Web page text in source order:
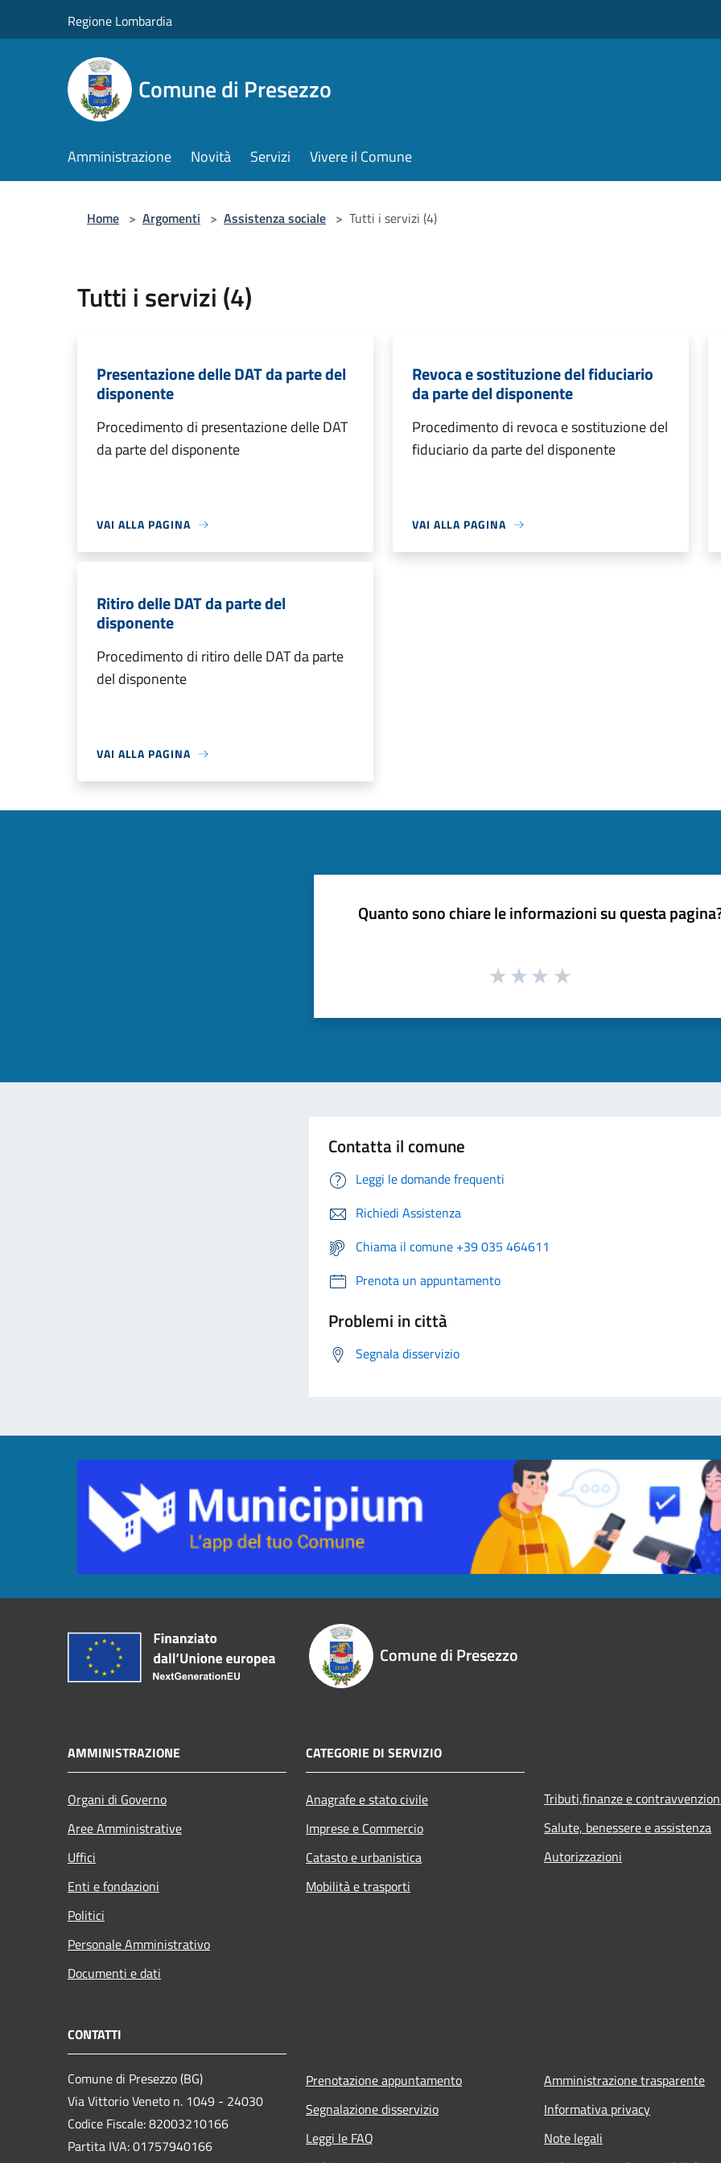
Regione Lombardia
Comune di Presezzo
Amministrazione Novità Servizi Vivere il Comune
Home > Argomenti > Assistenza sociale > Tutti i servizi (4)
Tutti i servizi (4)
Presentazione delle DAT da parte del
disponente
Procedimento di presentazione delle DAT
da parte del disponente
VAI ALLA PAGINA
Revoca e sostituzione del fiduciario
da parte del disponente
Procedimento di revoca e sostituzione del
fiduciario da parte del disponente
VAI ALLA PAGINA
Ritiro delle DAT da parte del
disponente
Procedimento di ritiro delle DAT da parte
del disponente
VAI ALLA PAGINA
Quanto sono chiare le informazioni su questa
Contatta il comune
Leggi le domande frequenti
Richiedi Assistenza
Chiama il comune +39 035 464611
Prenota un appuntamento
Problemi in città
Segnala disservizio
Comune di Presezzo
AMMINISTRAZIONE
Organi di Governo
Aree Amministrative
Uffici
Enti e fondazioni
Politici
Personale Amministrativo
Documenti e dati
CATEGORIE DI SERVIZIO
Anagrafe e stato civile
Imprese e Commercio
Catasto e urbanistica
Mobilità e trasporti
Tributi,finanze e
Salute, benessere e assistenza
Autorizzazioni
CONTATTI
Comune di Presezzo (BG)
Via Vittorio Veneto n. 1049 - 24030
Codice Fiscale: 82003210166
Partita IVA: 01757940166
Prenotazione appuntamento
Segnalazione disservizio
Leggi le FAQ
Amministrazione trasparente
Informativa privacy
Note legali